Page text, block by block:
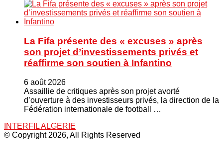
La Fifa présente des « excuses » après
son projet d’investissements privés et
réaffirme son soutien à Infantino
6 août 2026
Assaillie de critiques après son projet avorté
d’ouverture à des investisseurs privés, la direction de la
Fédération internationale de football …
INTERFIL ALGERIE
© Copyright 2026, All Rights Reserved